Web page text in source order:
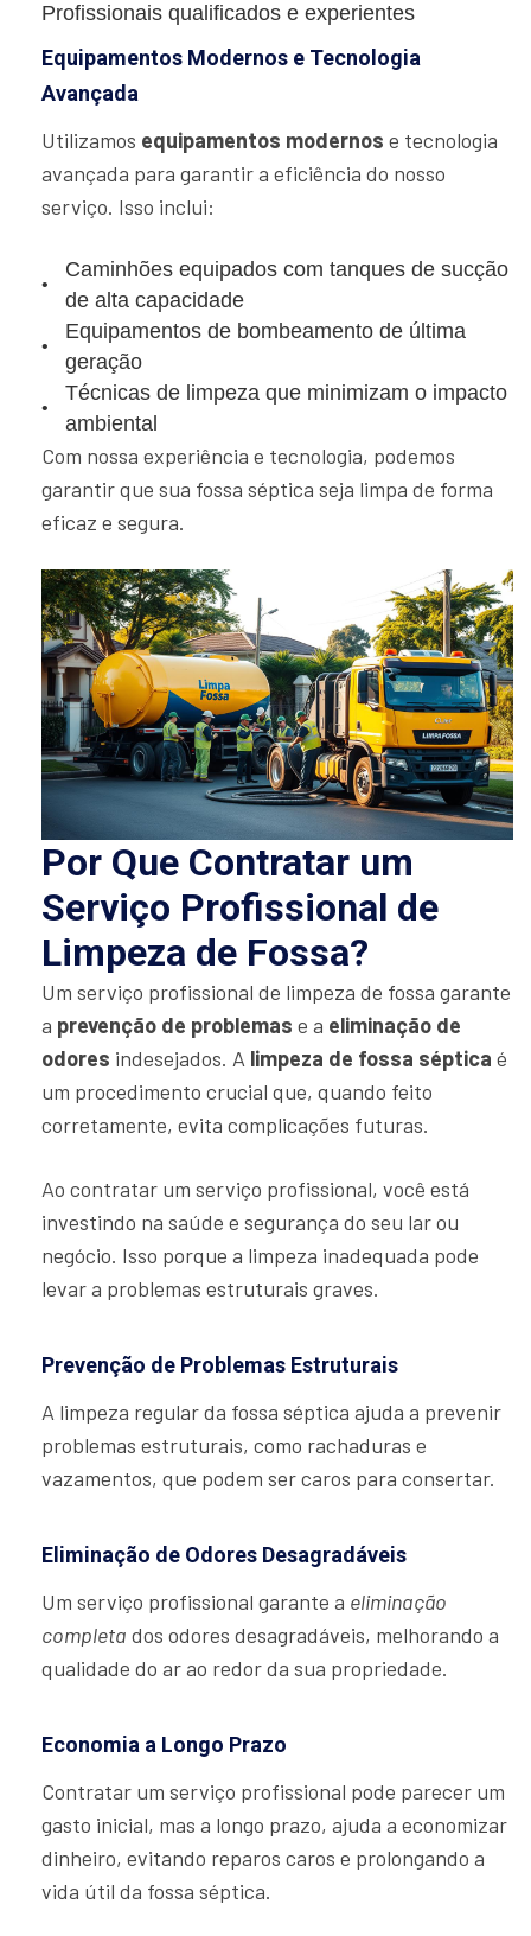
Profissionais qualificados e experientes
Equipamentos Modernos e Tecnologia
Avançada
Utilizamos equipamentos modernos e tecnologia
avançada para garantir a eficiência do nosso
serviço. Isso inclui:
Caminhões equipados com tanques de sucção
de alta capacidade
Equipamentos de bombeamento de última
geração
Técnicas de limpeza que minimizam o impacto
ambiental
Com nossa experiência e tecnologia, podemos
garantir que sua fossa séptica seja limpa de forma
eficaz e segura.
Por Que Contratar um
Serviço Profissional de
Limpeza de Fossa?
Um serviço profissional de limpeza de fossa garante
a prevenção de problemas e a eliminação de
odores indesejados. A limpeza de fossa séptica é
um procedimento crucial que, quando feito
corretamente, evita complicações futuras.
Ao contratar um serviço profissional, você está
investindo na saúde e segurança do seu lar ou
negócio. Isso porque a limpeza inadequada pode
levar a problemas estruturais graves.
Prevenção de Problemas Estruturais
A limpeza regular da fossa séptica ajuda a prevenir
problemas estruturais, como rachaduras e
vazamentos, que podem ser caros para consertar.
Eliminação de Odores Desagradáveis
Um serviço profissional garante a eliminação
completa dos odores desagradáveis, melhorando a
qualidade do ar ao redor da sua propriedade.
Economia a Longo Prazo
Contratar um serviço profissional pode parecer um
gasto inicial, mas a longo prazo, ajuda a economizar
dinheiro, evitando reparos caros e prolongando a
vida útil da fossa séptica.